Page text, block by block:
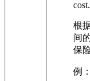
cost.
根
间
保
例：